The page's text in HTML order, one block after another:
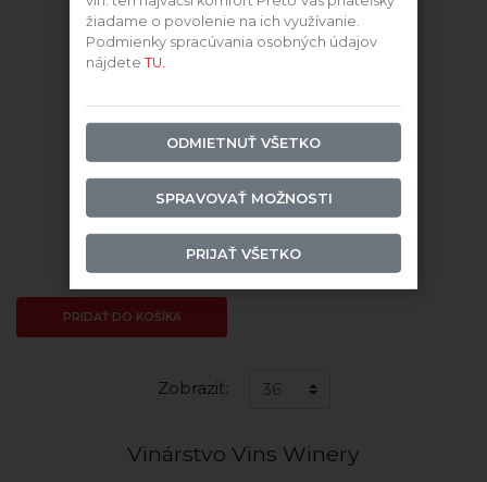
2022 Pálava
Skladom
13,64 €
PRIDAŤ DO KOŠÍKA
Zobraziť:
Vinárstvo Vins Winery
žiadame o povolenie na ich využívanie.
Podmienky spracúvania osobných údajov
nájdeteTU.
ODMIETNUŤ VŠETKO
SPRAVOVAŤ MOŽNOSTI
PRIJAŤ VŠETKO